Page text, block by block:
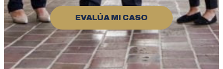
EVALÚA MI CASO